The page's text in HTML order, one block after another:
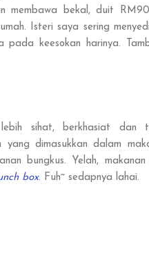
membawa bekal, duit
Isteri saya sering
keesokan harinya.
sihat, berkhasiat dan
dimasukkan dalam
bungkus. Yelah,
box. Fuh~ sedapnya lahai.